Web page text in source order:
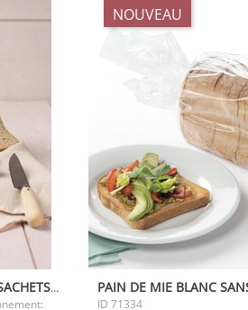
PAIN DE MIE BROWN CUIT 1000 G SACHETS DE 28 TRANCHES
NOUVEAU
ID 71334